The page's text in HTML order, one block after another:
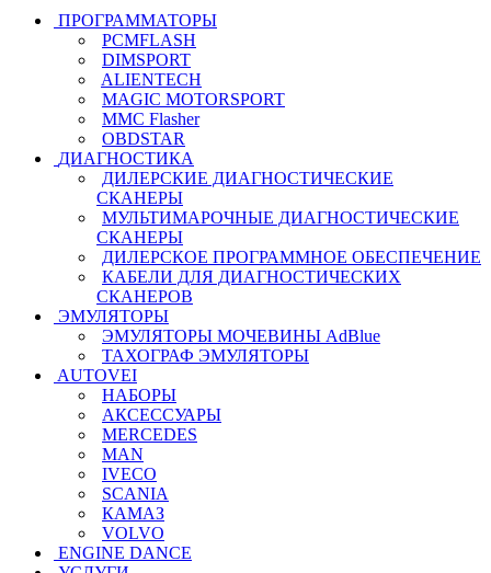
ПРОГРАММАТОРЫ
PCMFLASH
DIMSPORT
ALIENTECH
MAGIC MOTORSPORT
MMC Flasher
OBDSTAR
ДИАГНОСТИКА
ДИЛЕРСКИЕ ДИАГНОСТИЧЕСКИЕ
СКАНЕРЫ
МУЛЬТИМАРОЧНЫЕ ДИАГНОСТИЧЕСКИЕ
СКАНЕРЫ
ДИЛЕРСКОЕ ПРОГРАММНОЕ ОБЕСПЕЧЕНИЕ
КАБЕЛИ ДЛЯ ДИАГНОСТИЧЕСКИХ
СКАНЕРОВ
ЭМУЛЯТОРЫ
ЭМУЛЯТОРЫ МОЧЕВИНЫ АdBlue
ТАХОГРАФ ЭМУЛЯТОРЫ
AUTOVEI
НАБОРЫ
АКСЕССУАРЫ
MERCEDES
MAN
IVECO
SCANIA
КАМАЗ
VOLVO
ENGINE DANCE